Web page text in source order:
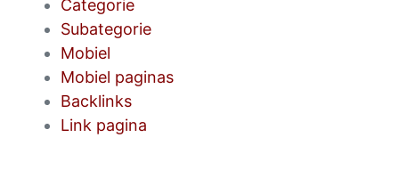
Categorie
Subategorie
Mobiel
Mobiel paginas
Backlinks
Link pagina